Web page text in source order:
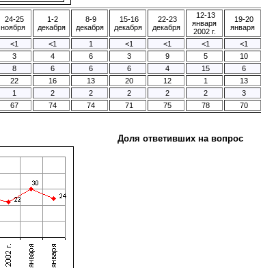
24-25
ноября
1-2
декабря
8-9
декабря
15-16
декабря
22-23
декабря
12-13
января
2002 г.
19-20
января
<1 <1 1 <1 <1 <1 <1
3 4 6 3 9 5 10
8 6 6 6 4 15 6
22 16 13 20 12 1 13
1 2 2 2 2 2 3
67 74 74 71 75 78 70
Доля ответивших на вопрос